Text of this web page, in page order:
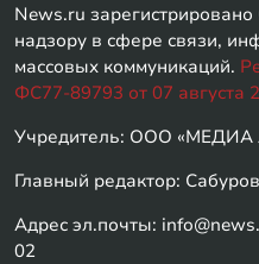
News.ru
надзору в сфере связи,
массовых коммуникаций.
ФС77-89793 от 07 августа
Учредитель: ООО «МЕДИА
Главный редактор:
Адрес эл.почты:
02